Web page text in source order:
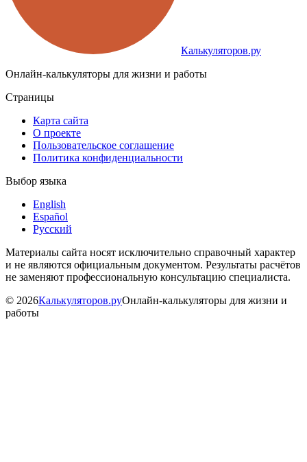
Калькуляторов.ру
Онлайн-калькуляторы для жизни и работы
Страницы
Карта сайта
О проекте
Пользовательское соглашение
Политика конфиденциальности
Выбор языка
English
Español
Русский
Материалы сайта носят исключительно справочный характер
и не являются официальным документом. Результаты расчётов
не заменяют профессиональную консультацию специалиста.
© 2026Калькуляторов.руОнлайн-калькуляторы для жизни и
работы